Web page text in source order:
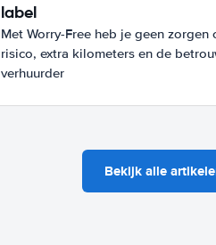
label
Met Worry-Free heb je geen zorgen
risico, extra kilometers en de
verhuurder
Bekijk alle